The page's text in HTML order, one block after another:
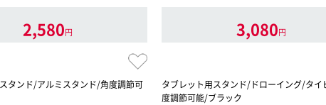
2,580円
タンド/アルミスタンド/角度調節可
3,080円
タブレット用スタンド/ドローイング/タイ
度調節可能/ブラック